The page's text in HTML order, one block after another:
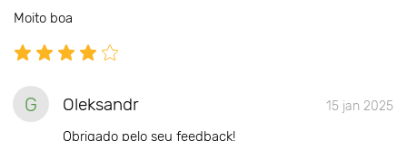
Moito boa
G Oleksandr 15 jan 2025
Obrigado pelo seu feedback!